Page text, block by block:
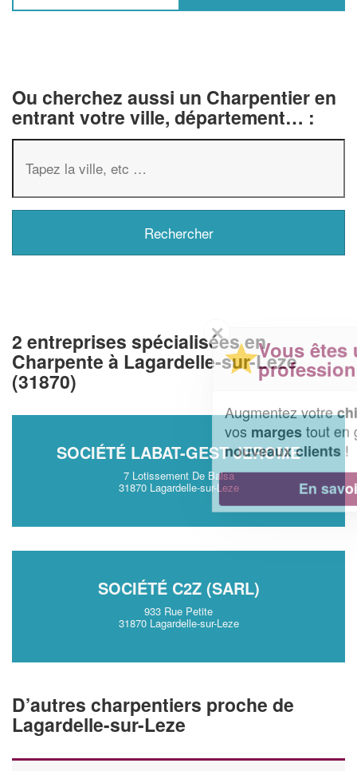
Ou cherchez aussi un Charpentier en
entrant votre ville, département… :
2 entreprises spécialisées en
Charpente à Lagardelle-sur-Leze
(31870)
SOCIÉTÉ LABAT-GEST JEROME
7 Lotissement De Balsa
31870 Lagardelle-sur-Leze
SOCIÉTÉ C2Z (SARL)
933 Rue Petite
31870 Lagardelle-sur-Leze
D’autres charpentiers proche de
Lagardelle-sur-Leze
✕
Vous êtes un
professionnel ?
Augmentez votrechiffre d'affaireset
tout en gagnant de
nouveaux clients!
En savoir plus